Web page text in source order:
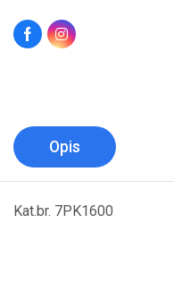
Opis
Kat.br. 7PK1600